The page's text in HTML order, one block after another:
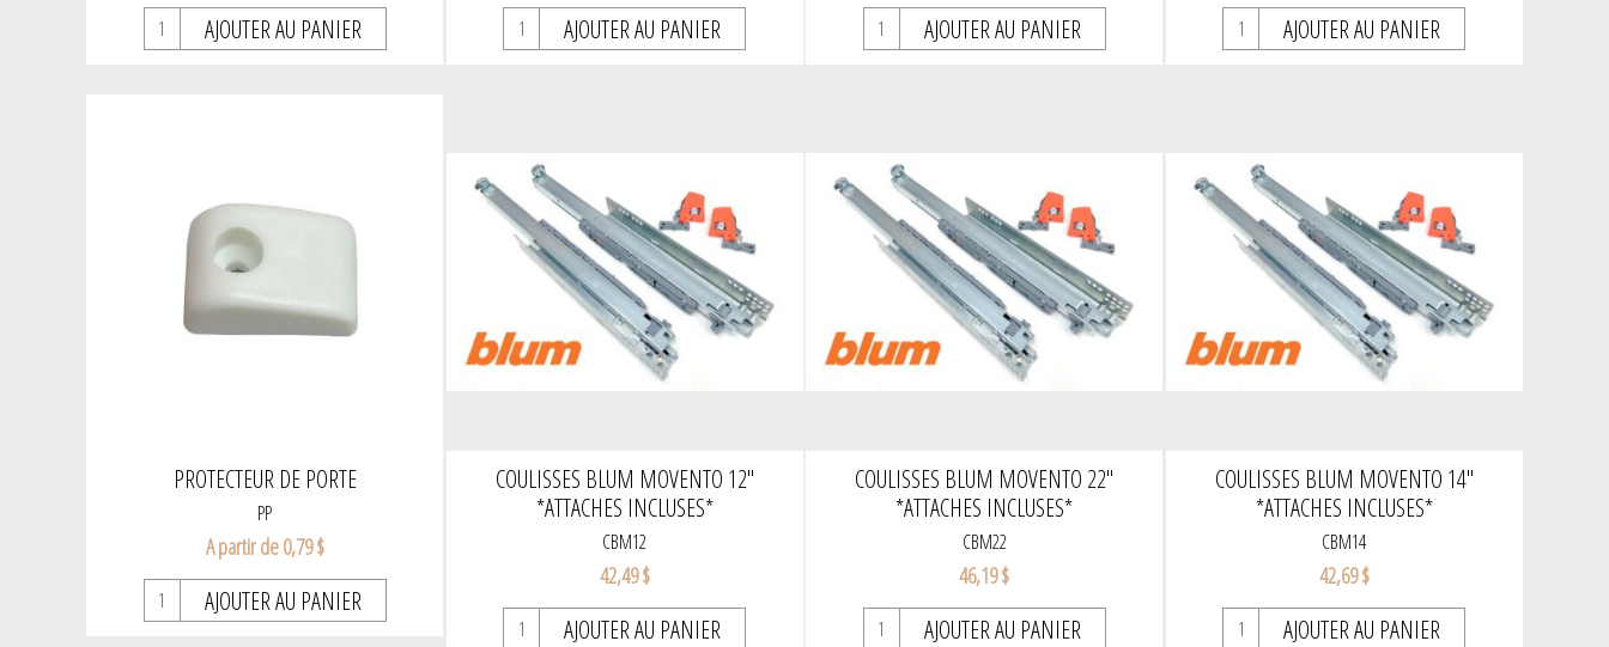
AJOUTER AU PANIER AJOUTER AU PANIER AJOUTER AU PANIER AJOUTER AU PANIER
PROTECTEUR DE PORTE
PP
A partir de 0,79 $
AJOUTER AU PANIER
COULISSES BLUM MOVENTO 12''
*ATTACHES INCLUSES*
CBM12
42,49 $
AJOUTER AU PANIER
COULISSES BLUM MOVENTO 22''
*ATTACHES INCLUSES*
CBM22
46,19 $
AJOUTER AU PANIER
COULISSES BLUM MOVENTO 14''
*ATTACHES INCLUSES*
CBM14
42,69 $
AJOUTER AU PANIER